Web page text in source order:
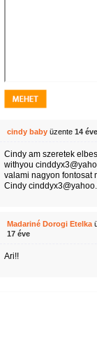
cindy babyüzente 14 éve
Cindy am szeretek
withyou
valami nagyon fontosat
Cindy
Madariné Dorogi Etelka
17 éve
Ari!!